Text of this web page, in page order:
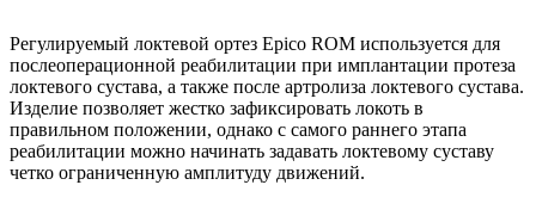
Регулируемый локтевой ортез Epico ROM используется для
послеоперационной реабилитации при имплантации протеза
локтевого сустава, а также после артролиза локтевого сустава.
Изделие позволяет жестко зафиксировать локоть в
правильном положении, однако с самого раннего этапа
реабилитации можно начинать задавать локтевому суставу
четко ограниченную амплитуду движений.